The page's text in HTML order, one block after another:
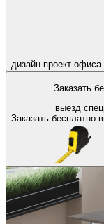
дизайн-проект офиса
Заказать
выезд
Заказать бесплатно
На главную